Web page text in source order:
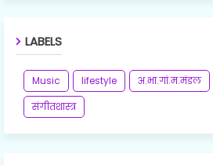
LABELS
Music lifestyle अ.भा.गां.म.मंडल
संगीतशास्त्र